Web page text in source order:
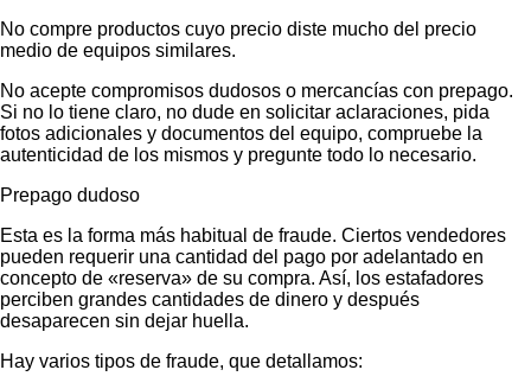
No compre productos cuyo precio diste mucho del precio
medio de equipos similares.
No acepte compromisos dudosos o mercancías con prepago.
Si no lo tiene claro, no dude en solicitar aclaraciones, pida
fotos adicionales y documentos del equipo, compruebe la
autenticidad de los mismos y pregunte todo lo necesario.
Prepago dudoso
Esta es la forma más habitual de fraude. Ciertos vendedores
pueden requerir una cantidad del pago por adelantado en
concepto de «reserva» de su compra. Así, los estafadores
perciben grandes cantidades de dinero y después
desaparecen sin dejar huella.
Hay varios tipos de fraude, que detallamos: